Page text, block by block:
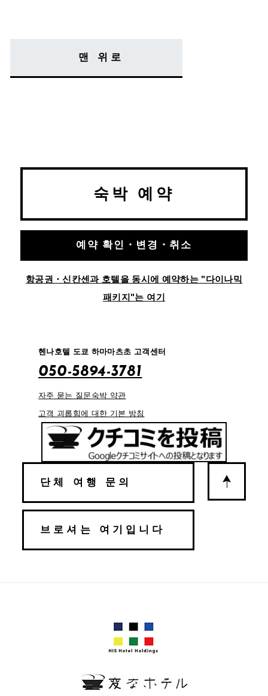
맨 위로
숙박 예약
예약 확인・변경・취소
항공권・신칸센과 호텔을 동시에 예약하는 "다이나믹
패키지"는 여기
헨나호텔 도쿄 하마마츠초 고객센터
050-5894-3781
자주 묻는 질문 숙박 약관
고객 괴롭힘에 대한 기본 방침
단체 여행 문의
브로셔는 여기입니다